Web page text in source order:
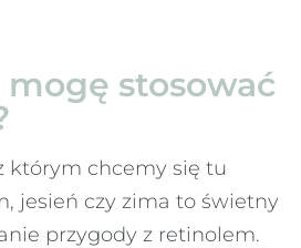
stosować
którym chcemy się tu
jesień czy zima to świetny
przygody z retinolem.